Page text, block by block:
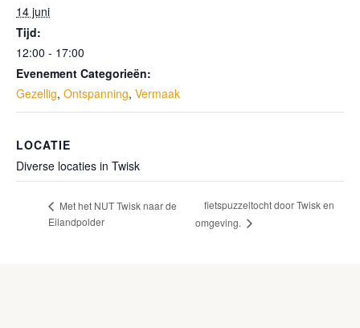
14 juni
Tijd:
12:00 - 17:00
Evenement Categorieën:
Gezellig, Ontspanning, Vermaak
LOCATIE
Diverse locaties in Twisk
Met het NUT Twisk naar de
Eilandpolder
fietspuzzeltocht door Twisk en
omgeving.